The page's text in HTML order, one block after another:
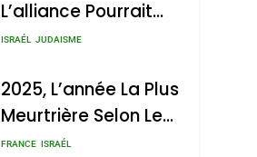
L’alliance Pourrait
S’étendre À 13 Pays
ISRAÉL JUDAISME
2025, L’année La Plus
Meurtrière Selon Le
Rapport D’ADL
FRANCE ISRAÉL